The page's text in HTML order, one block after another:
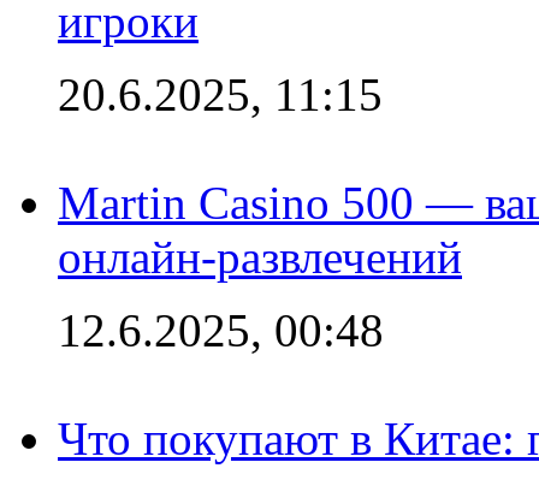
игроки
20.6.2025, 11:15
Martin Casino 500 —
онлайн-развлечений
12.6.2025, 00:48
Что покупают в Китае: